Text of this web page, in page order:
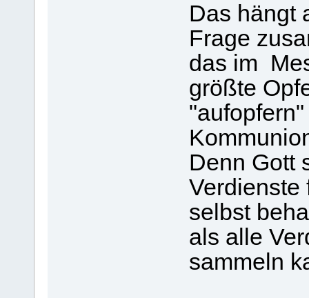
Das hängt
Frage
das im
größte
Denn Gott
Verdienste
selbst
als alle
sammeln